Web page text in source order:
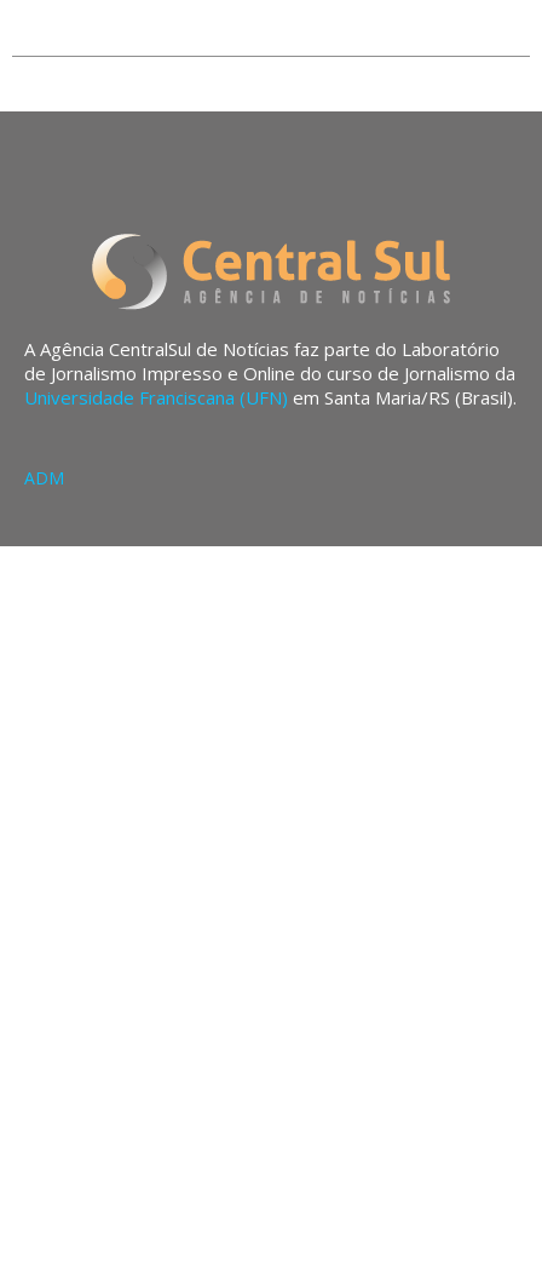
A Agência CentralSul de Notícias faz parte do Laboratório
de Jornalismo Impresso e Online do curso de Jornalismo da
Universidade Franciscana (UFN) em Santa Maria/RS (Brasil).
ADM